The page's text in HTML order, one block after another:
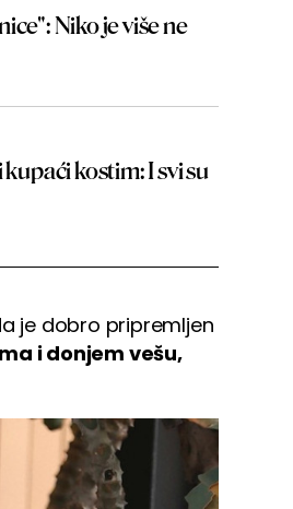
Niko je više ne
kostim: I svi su
je dobro pripremljen
i donjem vešu,